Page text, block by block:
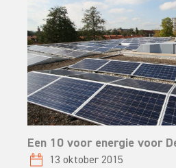
Een 10 voor energie voor
13 oktober 2015